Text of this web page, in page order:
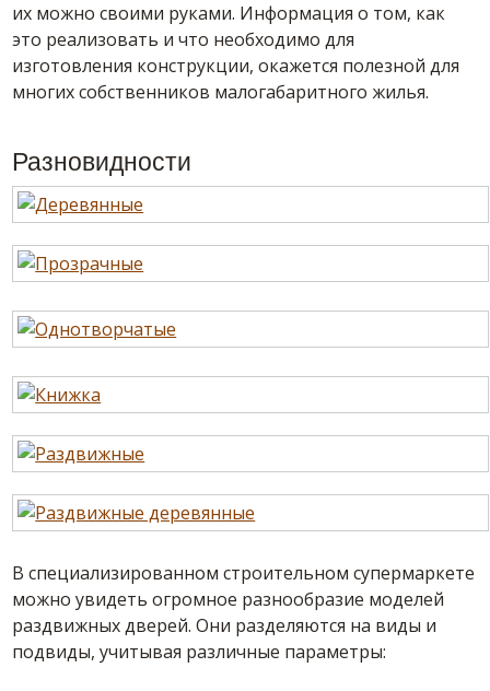
их можно своими руками. Информация о том, как
это реализовать и что необходимо для
изготовления конструкции, окажется полезной для
многих собственников малогабаритного жилья.
Разновидности
В специализированном строительном супермаркете
можно увидеть огромное разнообразие моделей
раздвижных дверей. Они разделяются на виды и
подвиды, учитывая различные параметры: